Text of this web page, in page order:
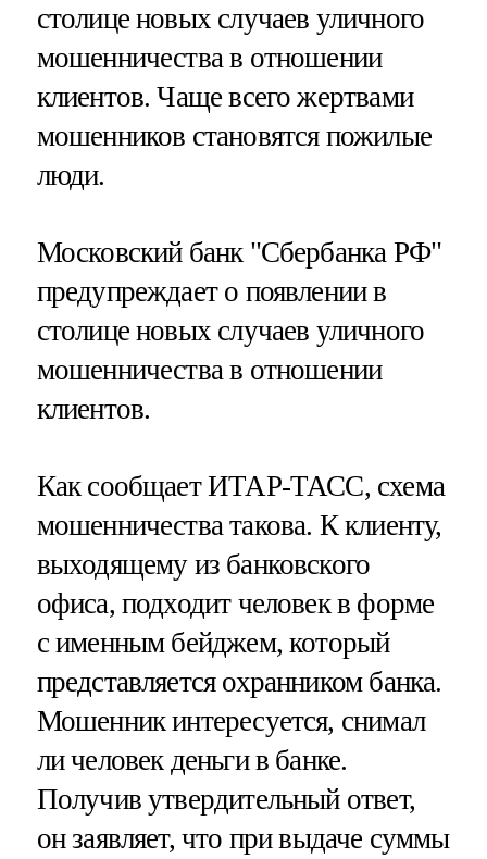
столице новых случаев уличного
мошенничества в отношении
клиентов. Чаще всего жертвами
мошенников становятся пожилые
люди.
Московский банк "Сбербанка РФ"
предупреждает о появлении в
столице новых случаев уличного
мошенничества в отношении
клиентов.
Как сообщает ИТАР-ТАСС, схема
мошенничества такова. К клиенту,
выходящему из банковского
офиса, подходит человек в форме
с именным бейджем, который
представляется охранником банка.
Мошенник интересуется, снимал
ли человек деньги в банке.
Получив утвердительный ответ,
он заявляет, что при выдаче суммы